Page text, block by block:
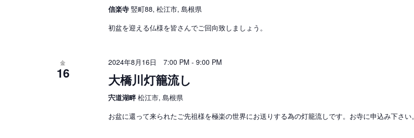
信楽寺 竪町88, 松江市, 島根県
初盆を迎える仏様を皆さんでご回向致しましょう。
金
16
2024年8月16日 7:00 PM - 9:00 PM
大橋川灯籠流し
宍道湖畔松江市, 島根県
お盆に還って来られたご先祖様を極楽の世界にお送りする為の灯籠流しです。お寺に申込み下さい。